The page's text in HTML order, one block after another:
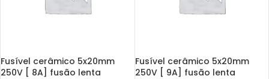
Fusível cerâmico 5x20mm
250V [ 8A] fusão lenta
Fusível cerâmico 5x20mm
250V [ 9A] fusão lenta